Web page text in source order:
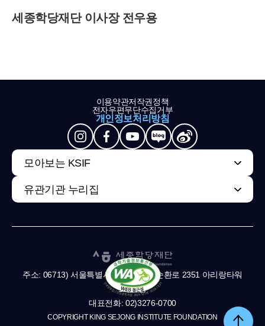
세종학당재단 이사장 전우용
이용약관저작권정책
전자우편무단수집거부
개인정보처리방침
모아보는 KSIF
유관기관 누리집
주소: 06713) 서울특별시 서초구 남부순환로 2351 아리랑타워
11,13층
대표전화: 02)3276-0700
COPYRIGHT KING SEJONG INSTITUTE FOUNDATION